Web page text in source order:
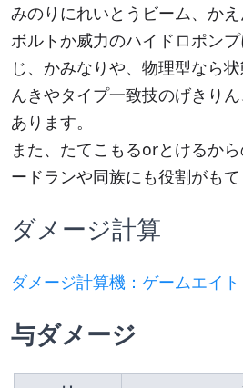
みのりにれいとうビーム、か
ボルトか威力のハイドロポン
じ、かみなりや、物理型なら
んきやタイプ一致技のげきり
あります。
また、たてこもるorとけるか
ードランや同族にも役割がも
ダメージ計算
ダメージ計算機：ゲームエイト
与ダメージ